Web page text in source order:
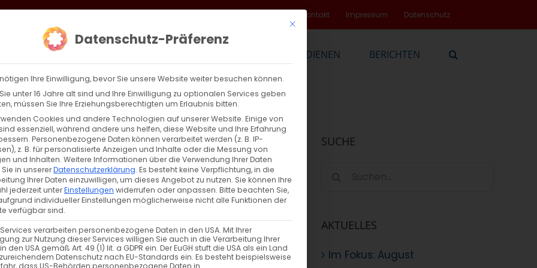
Kontakt Impressum Datenschutz
DIENEN BERICHTEN
Zurück Vor
SUCHE
AKTUELLES
Im Fokus: August
Mit diesem Button wird der Dialog geschlossen. Seine
Datenschutz-Präferenz
Ihre Einwilligung, bevor Sie unsere Website weiter besuchen können.
unter 16 Jahre alt sind und Ihre Einwilligung zu optionalen Services geben
müssen Sie Ihre Erziehungsberechtigten um Erlaubnis bitten.
Cookies und andere Technologien auf unserer Website. Einige von
essenziell, während andere uns helfen, diese Website und Ihre Erfahrung
Personenbezogene Daten können verarbeitet werden (z. B. IP-
z. B. für personalisierte Anzeigen und Inhalte oder die Messung von
und Inhalten. Weitere Informationen über die Verwendung Ihrer Daten
in unsererDatenschutzerklärung. Es besteht keine Verpflichtung, in die
Ihrer Daten einzuwilligen, um dieses Angebot zu nutzen. Sie können Ihre
jederzeit unterEinstellungen widerrufen oder anpassen. Bitte beachten Sie,
individueller Einstellungen möglicherweise nicht alle Funktionen der
verfügbar sind.
verarbeiten personenbezogene Daten in den USA. Mit Ihrer
zur Nutzung dieser Services willigen Sie auch in die Verarbeitung Ihrer
den USA gemäß Art. 49 (1) lit. a GDPR ein. Der EuGH stuft die USA als ein Land
Datenschutz nach EU-Standards ein. Es besteht beispielsweise
dass US-Behörden personenbezogene Daten in